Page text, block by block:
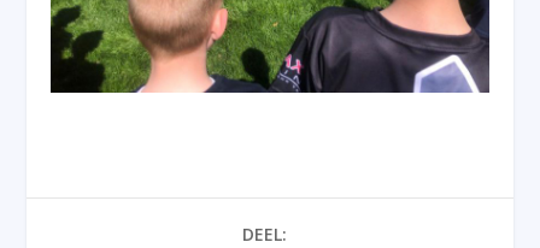
DEEL: